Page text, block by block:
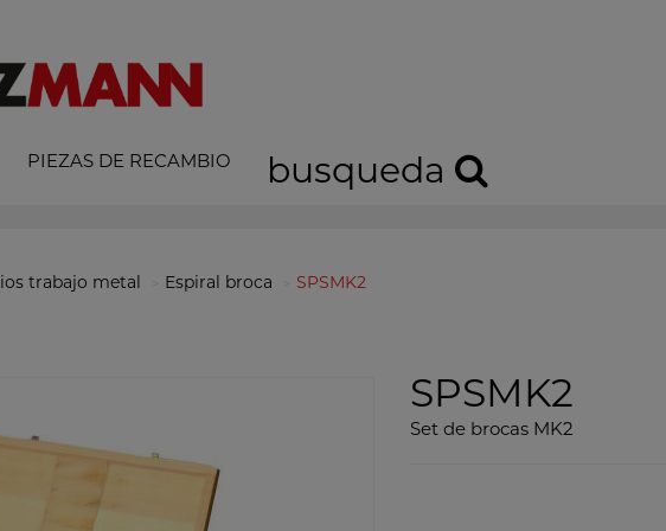
PIEZAS DE RECAMBIO busqueda
trabajo metal Espiral broca SPSMK2
SPSMK2
Set de brocas MK2